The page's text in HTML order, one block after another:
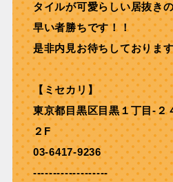
タイルが可愛らしい居抜き
早い者勝ちです！！
是非内見お待ちしております
【ミセカリ】
東京都目黒区目黒１丁目-
２F
03-6417-9236
-------------------